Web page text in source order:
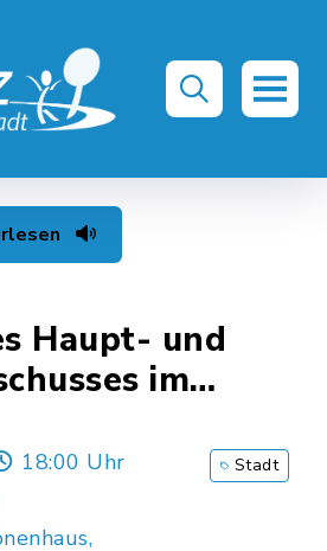
Haupt- und
im
18:00 Uhr
Stadt